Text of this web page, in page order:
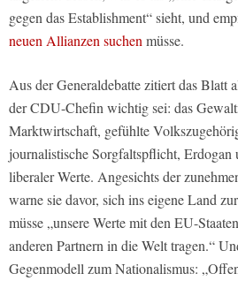
gegen das Establishment“ sieht, und
neuen Allianzen suchenmüsse.
Aus der Generaldebatte zitiert das Blatt
der CDU-Chefin wichtig sei: das
Marktwirtschaft, gefühlte
journalistische Sorgfaltspflicht,
liberaler Werte. Angesichts der
warne sie davor, sich ins eigene Land
müsse „unsere Werte mit den EU-
anderen Partnern in die Welt tragen.“
Gegenmodell zum Nationalismus: